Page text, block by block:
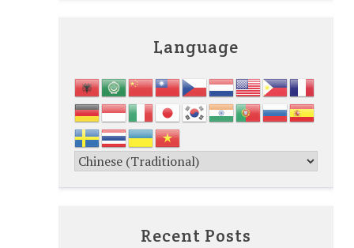
Language
Recent Posts